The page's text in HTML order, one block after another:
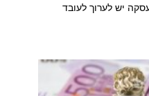
יש לערוך לעובד